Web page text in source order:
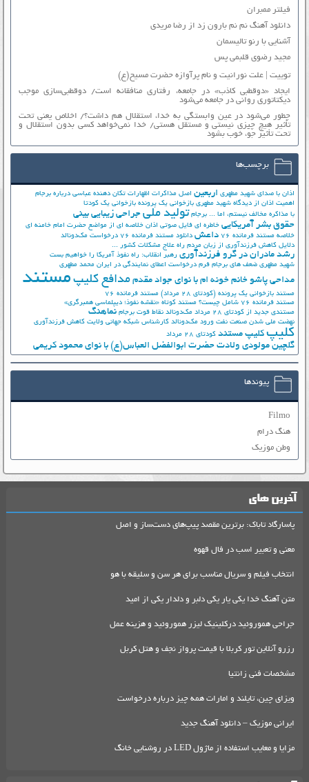
فیلتر ممبران
دانلود آهنگ نم نم بارون زد از رضا مریدی
آشنایی با رنو تالیسمان
مجید رضوی قلبمی پس
توییت | علت نورانیت و نام پرآوازه حضرت مسیح(ع)
ایجاد «دوقطبی کاذب» در جامعه، رفتاری منافقانه است/ دوقطبی‌سازی موجب
دیکتاتوری روانی در جامعه می‌شود
چطور می‌شود در عین وابستگی به خدا، استقلال هم داشت؟/ اخلاص یعنی تحت
تأثیر هیچ چیزی نیستی و مستقل هستی/ خدا نمی‌خواهد کسی بدون استقلال و
تحت تأثیر جوّ، خوب بشود
برچسب‌ها
اذان با صدای شهید مطهری اربعین اصل مذاکرات اظهارات تکان دهنده عباسی درباره برجام
اهمیت اذان از دیدگاه شهید مطهری بازخوانی یک پرونده بازخوانی یک کودتا
با مذاکره مخالف نیستم، اما ... برجام تولید ملی جراحی زیبایی بینی
حقوق بشر آمریکایی خاطره ای فایل صوتی اذان خلاصه ای از مواضع حضرت امام خامنه ای
خلاصه مستند فرمانده 76
داعش دانلود مستند فرمانده 76
درخواست مک‌دونالد
دلایل کاهش فرزندآوری از زبان مردم راه علاج مشکلات کشور ...
رشد مادران در گرو فرزندآوری رهبر انقلاب: راه نفوذ آمریکا را خواهیم بست
شهید مطهری ضعف های برجام فرم درخواست اعطای نمایندگی در ایران محمد مطهری
مداحی پاشو خانم خونه ام با نوای جواد مقدم مدافع کلیپ مستند
مستند بازخوانی یک پرونده (کودتای 28 مرداد)
مستند فرمانده 76
مستند فرمانده 76 شامل چیست؟
مستند کوتاه «نقشه نفوذ؛ دیپلماسی همبرگری»
مستندی جدید از کودتای 28 مرداد
مک‌دونالد نقاط قوت برجام نماهنگ
نهضت ملي شدن صنعت نفت ورود مک‌دونالد کارشناس شبکه جهانی ولایت کاهش فرزندآوری
کلیپ کلیپ مستند کودتای 28 مرداد
گلچین مولودی ولادت حضرت ابوالفضل العباس(ع) با نوای محمود کریمی
پیوندها
Filmo
هنگ درام
وطن موزیک
آخرین های
پاسارگاد تاباک: برترین مقصد پیپ‌های دست‌ساز و اصل
معنی و تعبیر اسب در فال قهوه
انتخاب فیلم و سریال مناسب برای هر سن و سلیقه با هو
متن آهنگ خدا یکی یار یکی دلبر و دلدار یکی از امید
جراحی هموروئید درکلینیک لیزر هموروئید و هزینه عمل
رزرو آنلاین تور کربلا با قیمت پرواز نجف و هتل کربل
مشخصات فنی زانتیا
ویزای چین، تایلند و امارات همه چیز درباره درخواست
ایرانی موزیک – دانلود آهنگ جدید
مزایا و معایب استفاده از ماژول LED در روشنایی خانگ